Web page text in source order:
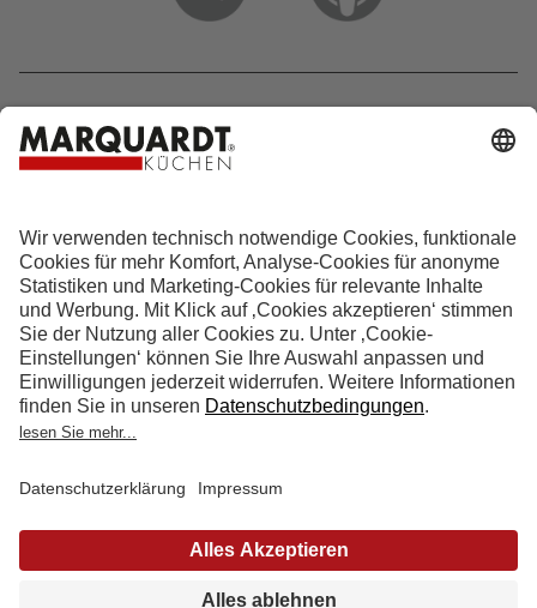
Hotline 0800 133 133 0
info@marquardt-kuechen.de
4.9Sterne aus4153Bewertungen